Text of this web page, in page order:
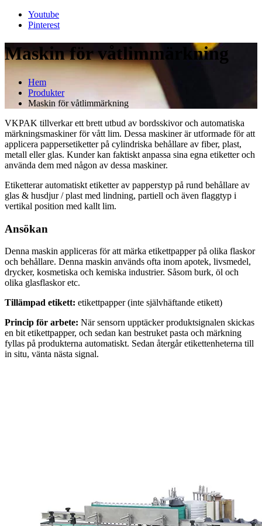
Youtube
Pinterest
Maskin för våtlimmärkning
Hem
Produkter
Maskin för våtlimmärkning
VKPAK tillverkar ett brett utbud av bordsskivor och automatiska
märkningsmaskiner för vått lim. Dessa maskiner är utformade för att
applicera pappersetiketter på cylindriska behållare av fiber, plast,
metall eller glas. Kunder kan faktiskt anpassa sina egna etiketter och
använda dem med någon av dessa maskiner.
Etiketterar automatiskt etiketter av papperstyp på rund behållare av
glas & husdjur / plast med lindning, partiell och även flaggtyp i
vertikal position med kallt lim.
Ansökan
Denna maskin appliceras för att märka etikettpapper på olika flaskor
och behållare. Denna maskin används ofta inom apotek, livsmedel,
drycker, kosmetiska och kemiska industrier. Såsom burk, öl och
olika glasflaskor etc.
Tillämpad etikett: etikettpapper (inte självhäftande etikett)
Princip för arbete: När sensorn upptäcker produktsignalen skickas
en bit etikettpapper, och sedan kan bestruket pasta och märkning
fyllas på produkterna automatiskt. Sedan återgår etikettenheterna till
in situ, vänta nästa signal.